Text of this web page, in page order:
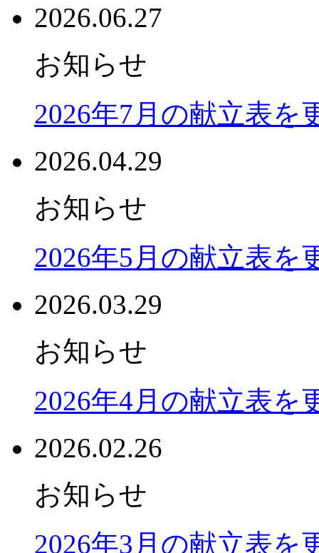
2026.06.27
お知らせ
2026年7月の献立表を
2026.04.29
お知らせ
2026年5月の献立表を
2026.03.29
お知らせ
2026年4月の献立表を
2026.02.26
お知らせ
2026年3月の献立表を